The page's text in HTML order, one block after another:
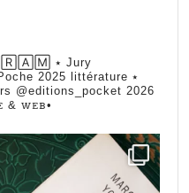
⭑ Jury
2025 littérature ⭑
@editions_pocket 2026
& ꮃꭼᏼ•